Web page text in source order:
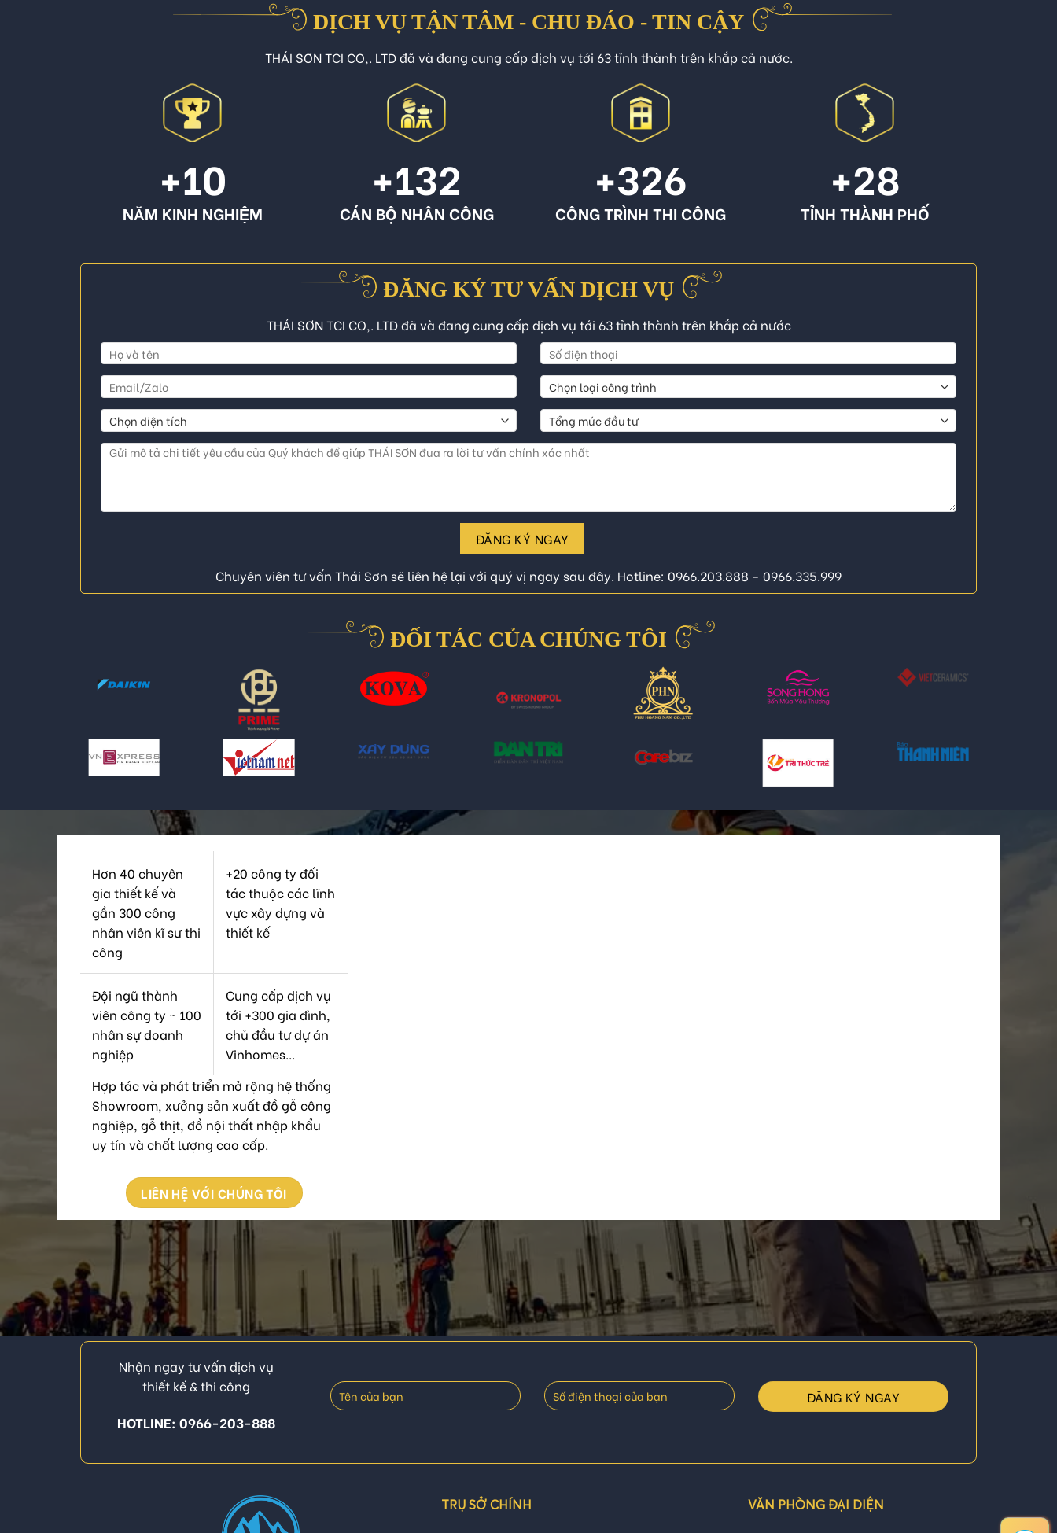
DỊCH VỤ TẬN TÂM - CHU ĐÁO - TIN CẬY
THÁI SƠN TCI CO,. LTD đã và đang cung cấp dịch vụ tới 63 tỉnh thành trên khắp cả nước.
+10
NĂM KINH NGHIỆM
+132
CÁN BỘ NHÂN CÔNG
+326
CÔNG TRÌNH THI CÔNG
+28
TỈNH THÀNH PHỐ
ĐĂNG KÝ TƯ VẤN DỊCH VỤ
THÁI SƠN TCI CO,. LTD đã và đang cung cấp dịch vụ tới 63 tỉnh thành trên khắp cả nước
ĐĂNG KÝ NGAY
Chuyên viên tư vấn Thái Sơn sẽ liên hệ lại với quý vị ngay sau đây. Hotline: 0966.203.888 - 0966.335.999
ĐỐI TÁC CỦA CHÚNG TÔI
Hơn 40 chuyên
gia thiết kế và
gần 300 công
nhân viên kĩ sư thi
công
+20 công ty đối
tác thuộc các lĩnh
vực xây dựng và
thiết kế
Đội ngũ thành
viên công ty ~ 100
nhân sự doanh
nghiệp
Cung cấp dịch vụ
tới +300 gia đình,
chủ đầu tư dự án
Vinhomes...
Hợp tác và phát triển mở rộng hệ thống
Showroom, xưởng sản xuất đồ gỗ công
nghiệp, gỗ thịt, đồ nội thất nhập khẩu
uy tín và chất lượng cao cấp.
LIÊN HỆ VỚI CHÚNG TÔI
Nhận ngay tư vấn dịch vụ
thiết kế & thi công
HOTLINE: 0966-203-888
TRỤ SỞ CHÍNH VĂN PHÒNG ĐẠI DIỆN